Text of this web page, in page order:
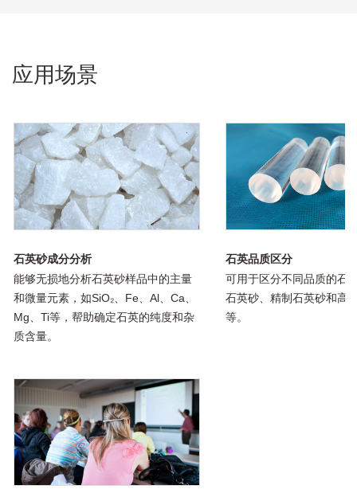
应用场景
石英砂成分分析
能够无损地分析石英砂样品中的主量
和微量元素，如SiO₂、Fe、Al、Ca、
Mg、Ti等，帮助确定石英的纯度和杂
质含量。
石英品质区分
可用于区分不同品质的石
石英砂、精制石英砂和高
等。